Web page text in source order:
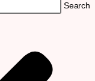
Search